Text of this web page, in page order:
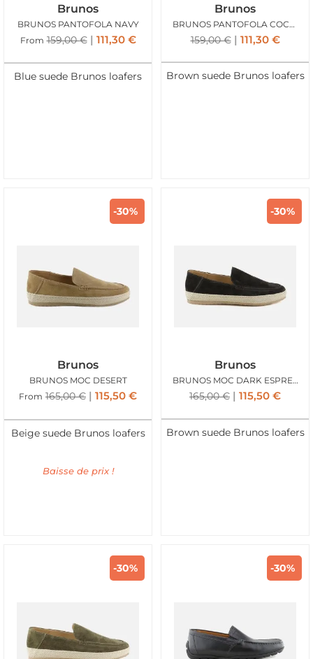
Brunos
BRUNOS PANTOFOLA NAVY
From 159,00€ 111,30 €
Blue suede Brunos loafers
Brunos
BRUNOS PANTOFOLA COCONUT
159,00€ 111,30 €
Brown suede Brunos loafers
-30%
Brunos
BRUNOS MOC DESERT
From 165,00€ 115,50 €
Beige suede Brunos loafers
Baisse de prix !
-30%
Brunos
BRUNOS MOC DARK ESPRESSO
165,00€ 115,50 €
Brown suede Brunos loafers
-30% -30%